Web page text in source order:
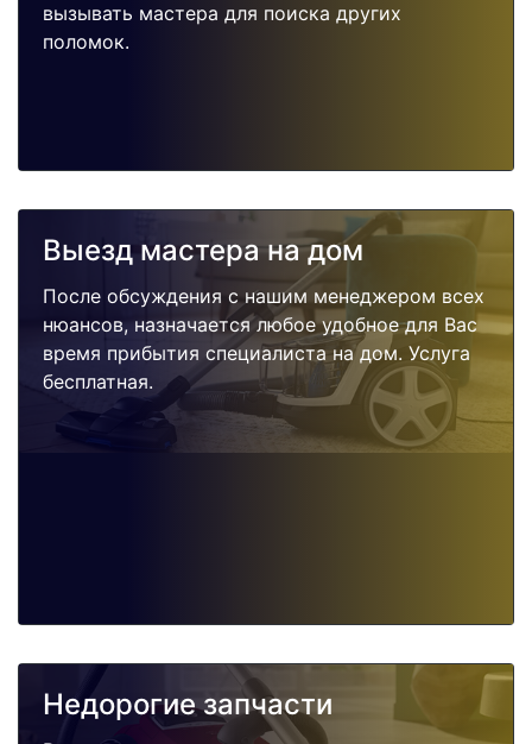
вызывать мастера для поиска других
поломок.
Выезд мастера на дом
После обсуждения с нашим менеджером всех
нюансов, назначается любое удобное для Вас
время прибытия специалиста на дом. Услуга
бесплатная.
Недорогие запчасти